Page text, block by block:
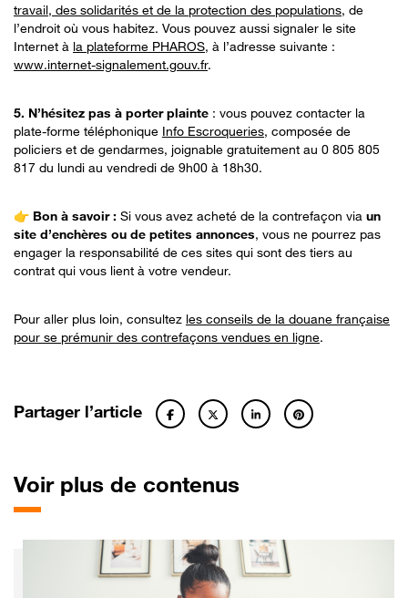
travail, des solidarités et de la protection des populations, de
l’endroit où vous habitez. Vous pouvez aussi signaler le site
Internet à la plateforme PHAROS, à l’adresse suivante :
www.internet-signalement.gouv.fr.
5. N’hésitez pas à porter plainte : vous pouvez contacter la
plate-forme téléphonique Info Escroqueries, composée de
policiers et de gendarmes, joignable gratuitement au 0 805 805
817 du lundi au vendredi de 9h00 à 18h30.
👉 Bon à savoir : Si vous avez acheté de la contrefaçon via un
site d’enchères ou de petites annonces, vous ne pourrez pas
engager la responsabilité de ces sites qui sont des tiers au
contrat qui vous lient à votre vendeur.
Pour aller plus loin, consultez les conseils de la douane française
pour se prémunir des contrefaçons vendues en ligne.
Partager l’article
Voir plus de contenus